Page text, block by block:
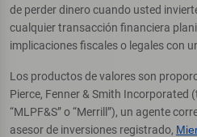
de perder dinero cuando usted
cualquier transacción financiera
implicaciones fiscales o legales con
Los productos de valores son
Pierce, Fenner & Smith Incorporated
“MLPF&S” o “Merrill”), un agente
asesor de inversiones registrado,